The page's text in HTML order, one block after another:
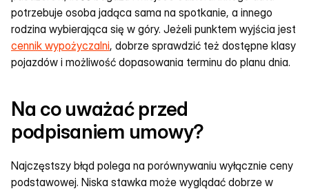
potrzebuje osoba jadąca sama na spotkanie, a innego
cennik wypożyczalni, dobrze sprawdzić też dostępne klasy
pojazdów i możliwość dopasowania terminu do planu dnia.
Na co uważać przed
podpisaniem umowy?
Najczęstszy błąd polega na porównywaniu wyłącznie ceny
podstawowej. Niska stawka może wyglądać dobrze w